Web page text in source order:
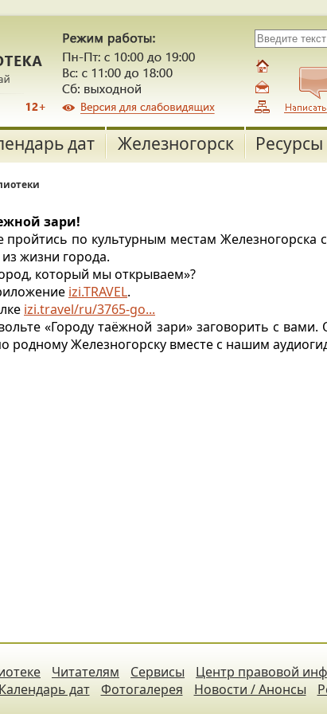
дат Железногорск Ресурсы
зари!
пройтись по культурным местам
жизни города.
который мы открываем»?
izi.TRAVEL.
izi.travel/ru/3765-go...
«Городу таёжной зари» заговорить с вами.
родному Железногорску вместе с нашим
Читателям Сервисы Центр правовой
Календарь дат
Фотогалерея Новости / Анонсы